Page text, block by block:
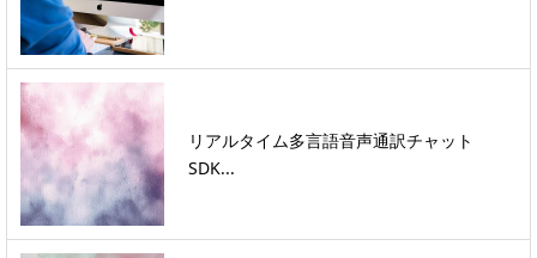
リアルタイム多言語音声通訳チャット
SDK...